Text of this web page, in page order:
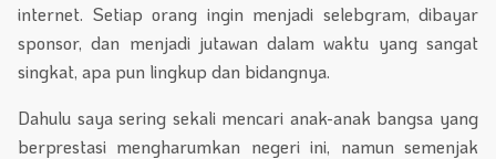
internet. Setiap orang ingin menjadi selebgram, dibayar
sponsor, dan menjadi jutawan dalam waktu yang sangat
singkat, apa pun lingkup dan bidangnya.
Dahulu saya sering sekali mencari anak-anak bangsa yang
berprestasi mengharumkan negeri ini, namun semenjak